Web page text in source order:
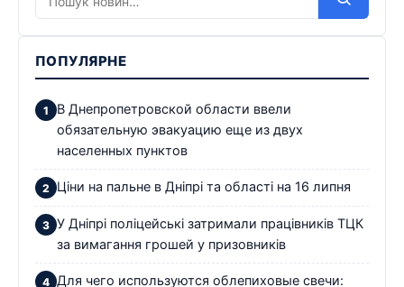
ПОПУЛЯРНЕ
В Днепропетровской области ввели
обязательную эвакуацию еще из двух
населенных пунктов
Ціни на пальне в Дніпрі та області на 16 липня
У Дніпрі поліцейські затримали працівників ТЦК
за вимагання грошей у призовників
Для чего используются облепиховые свечи: